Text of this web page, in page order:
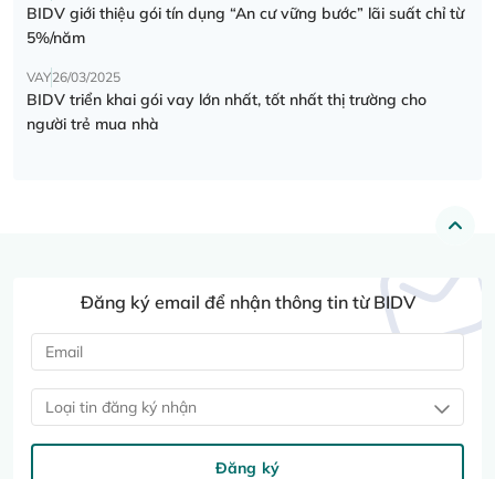
BIDV giới thiệu gói tín dụng “An cư vững bước” lãi suất chỉ từ
5%/năm
VAY26/03/2025
BIDV triển khai gói vay lớn nhất, tốt nhất thị trường cho
người trẻ mua nhà
Đăng ký email để nhận thông tin từ BIDV
Loại tin đăng ký nhận
Đăng ký